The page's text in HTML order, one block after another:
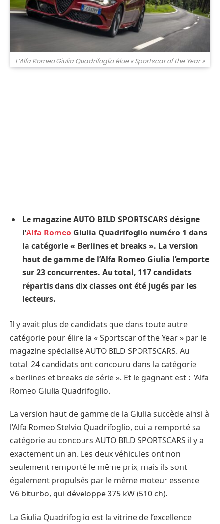
L’Alfa Romeo Giulia Quadrifoglio élue « Sportscar of the Year »
Le magazine AUTO BILD SPORTSCARS désigne
l’Alfa Romeo Giulia Quadrifoglio numéro 1 dans
la catégorie « Berlines et breaks ». La version
haut de gamme de l’Alfa Romeo Giulia l’emporte
sur 23 concurrentes. Au total, 117 candidats
répartis dans dix classes ont été jugés par les
lecteurs.
Il y avait plus de candidats que dans toute autre
catégorie pour élire la « Sportscar of the Year » par le
magazine spécialisé AUTO BILD SPORTSCARS. Au
total, 24 candidats ont concouru dans la catégorie
« berlines et breaks de série ». Et le gagnant est : l’Alfa
Romeo Giulia Quadrifoglio.
La version haut de gamme de la Giulia succède ainsi à
l’Alfa Romeo Stelvio Quadrifoglio, qui a remporté sa
catégorie au concours AUTO BILD SPORTSCARS il y a
exactement un an. Les deux véhicules ont non
seulement remporté le même prix, mais ils sont
également propulsés par le même moteur essence
V6 biturbo, qui développe 375 kW (510 ch).
La Giulia Quadrifoglio est la vitrine de l’excellence